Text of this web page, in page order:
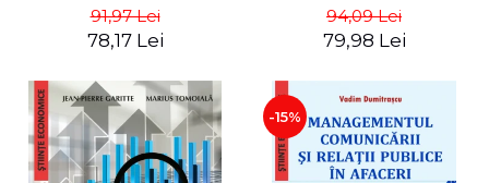
91,97 Lei
78,17 Lei
Nicolescu, Ciprian
Nicolescu
94,09 Lei
79,98 Lei
-15%